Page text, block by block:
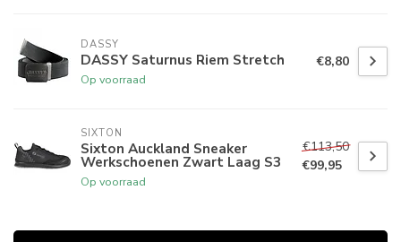
DASSY
DASSY Saturnus Riem Stretch
Op voorraad
€8,80
SIXTON
Sixton Auckland Sneaker
Werkschoenen Zwart Laag S3
Op voorraad
€113,50
€99,95